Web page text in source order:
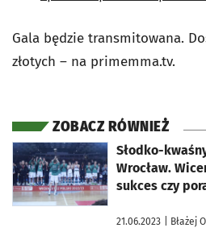
Gala będzie transmitowana.
złotych – na primemma.tv.
ZOBACZ RÓWNIEŻ
Słodko-
Wrocław.
sukces czy
21.06.2023 | Błażej
otworzy się w nowej karcie